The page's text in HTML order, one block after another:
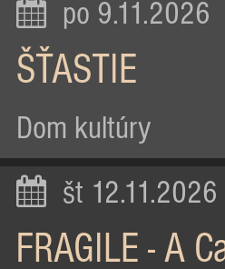
po 9.11.2026
ŠŤASTIE
Dom kultúry
št 12.11.2026
FRAGILE - A